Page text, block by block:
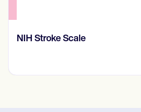
Prone Instability Test